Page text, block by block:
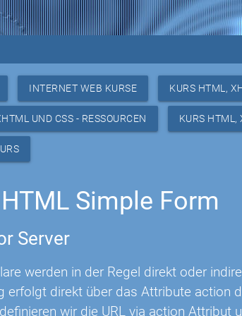
INTERNET WEB KURSE KURS HTML,
UND CSS - RESSOURCEN KURS HTML,
Simple Form
Server
werden in der Regel direkt oder
erfolgt direkt über das Attribute action
wir die URL via action Attribut